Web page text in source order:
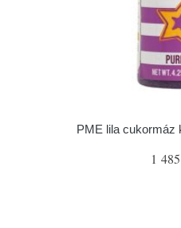
PME lila cukormáz
1